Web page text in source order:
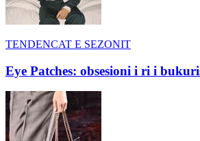
TENDENCAT E SEZONIT
Eye Patches: obsesioni i ri i